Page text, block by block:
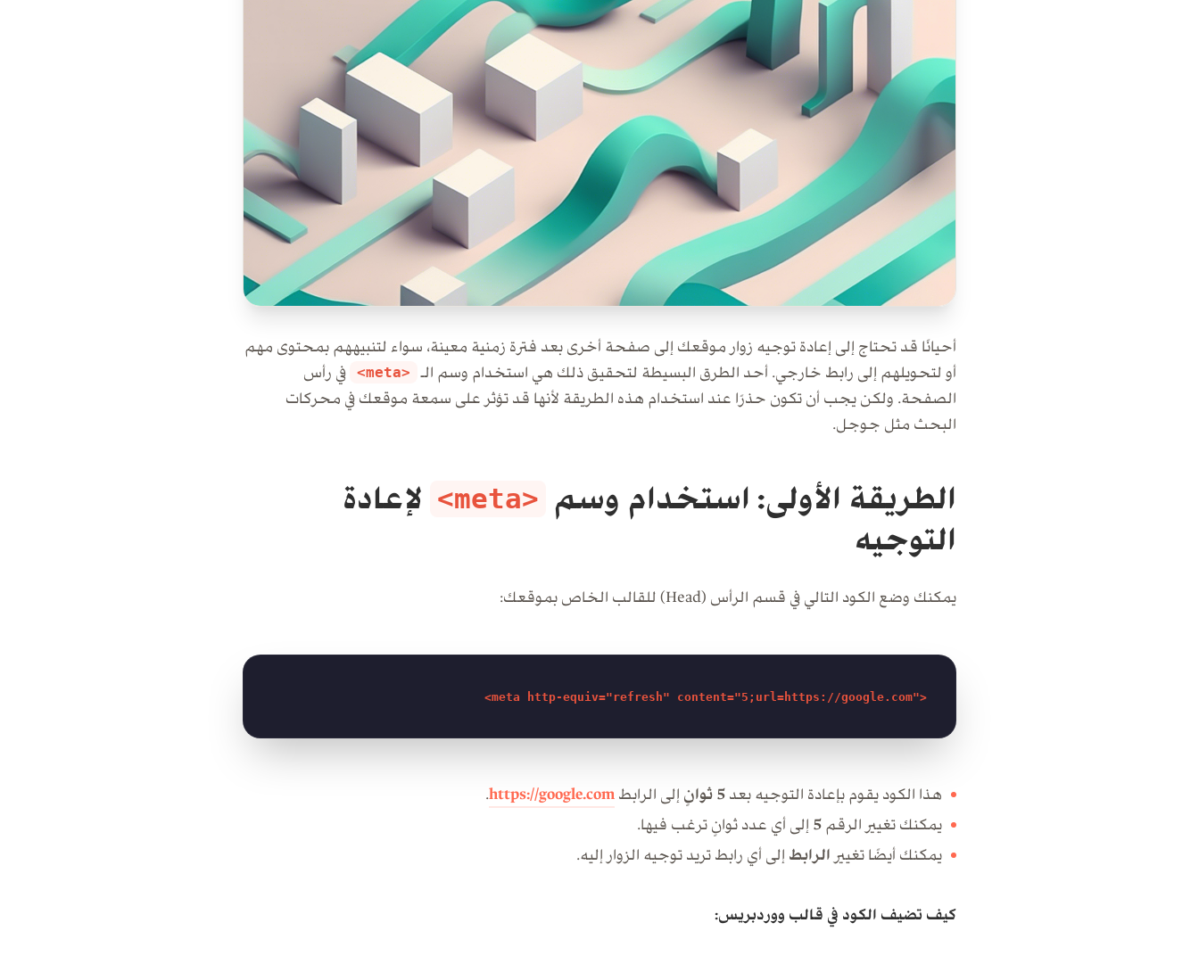
أحيانًا قد تحتاج إلى إعادة توجيه زوار موقعك إلى صفحة أخرى بعد فترة زمنية معينة، سواء لتنبيههم بمحتوى مهم
أو لتحويلهم إلى رابط خارجي. أحد الطرق البسيطة لتحقيق ذلك هي استخدام وسم الـ
<meta>
في رأس
الصفحة. ولكن يجب أن تكون حذرًا عند استخدام هذه الطريقة لأنها قد تؤثر على سمعة موقعك في محركات
البحث مثل جوجل.
الطريقة الأولى: استخدام وسم <meta>
لإعادة
التوجيه
يمكنك وضع الكود التالي في قسم الرأس (Head) للقالب الخاص بموقعك:
هذا الكود يقوم بإعادة التوجيه بعد5 ثوانٍ إلى الرابطhttps://google.com
.
يمكنك تغيير الرقم5 إلى أي عدد ثوانٍ ترغب فيها.
يمكنك أيضًا تغييرالرابط إلى أي رابط تريد توجيه الزوار إليه.
كيف تضيف الكود في قالب ووردبريس: